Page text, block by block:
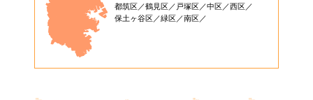
都筑区
鶴見区 戸塚区 中区
西区
保土ヶ谷区
緑区 南区